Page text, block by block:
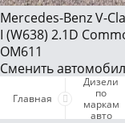
Дизели по
Бесплатные
Поддержка
Mercedes-Benz V-
I (W638) 2.1D
OM611
Сменить
Главная
Дизели
по
маркам
авто